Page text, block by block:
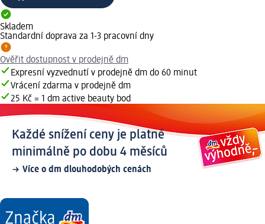
Skladem
Standardní doprava za 1-3 pracovní dny
Ověřit dostupnost v prodejně dm
Expresní vyzvednutí v prodejně dm do 60 minut
Vrácení zdarma v prodejně dm
25 Kč = 1 dm active beauty bod
Každé snížení ceny je platné
minimálně po dobu 4 měsíců
Více o dm dlouhodobých cenách